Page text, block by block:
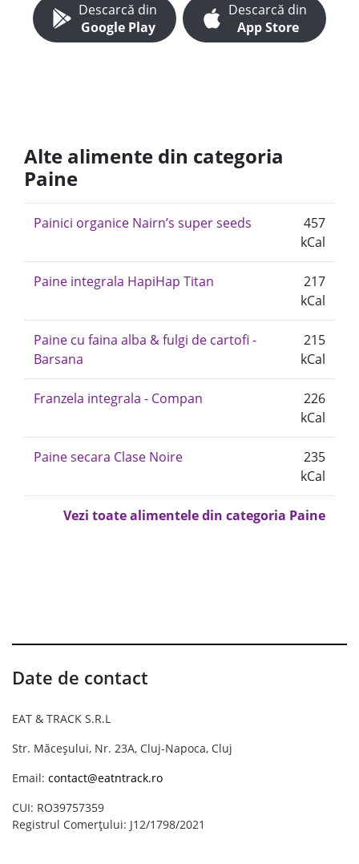
Descarcă din
Google Play
Descarcă din
App Store
Alte alimente din categoria
Paine
Painici organice Nairn’s super seeds
457
kCal
Paine integrala HapiHap Titan
217
kCal
Paine cu faina alba & fulgi de cartofi -
Barsana
215
kCal
Franzela integrala - Compan
226
kCal
Paine secara Clase Noire
235
kCal
Vezi toate alimentele din categoria Paine
Date de contact
EAT & TRACK S.R.L
Str. Măceșului, Nr. 23A, Cluj-Napoca, Cluj
Email: contact@eatntrack.ro
CUI: RO39757359
Registrul Comerțului: J12/1798/2021